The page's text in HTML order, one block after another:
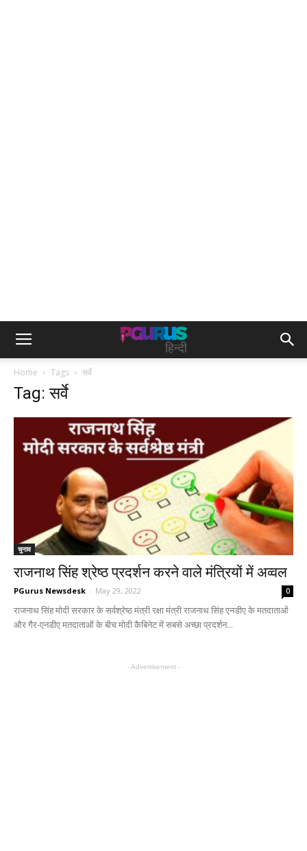
Home Tags सर्वे
Tag: सर्वे
चुनाव
राजनाथ सिंह श्रेष्ठ प्रदर्शन करने वाले मंत्रियों में अव्वल
PGurus Newsdesk - May 29, 2022 0
राजनाथ सिंह मोदी सरकार के सर्वश्रेष्ठ मंत्री रक्षा मंत्री राजनाथ सिंह एनडीए के मतदाताओं
और गैर-एनडीए मतदाताओं के बीच मोदी कैबिनेट में सबसे अच्छा प्रदर्शन...
- Advertisement -